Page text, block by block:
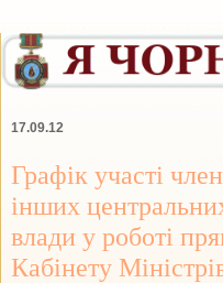
17.09.12
Графік участі
інших
влади у роботі
Кабінету